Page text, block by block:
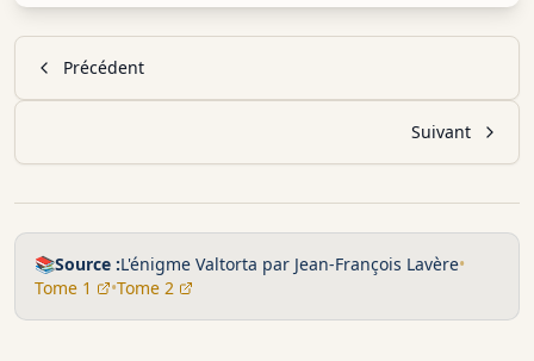
Précédent
Suivant
📚Source :L'énigme Valtorta par Jean-François Lavère•
Tome 1
•Tome 2